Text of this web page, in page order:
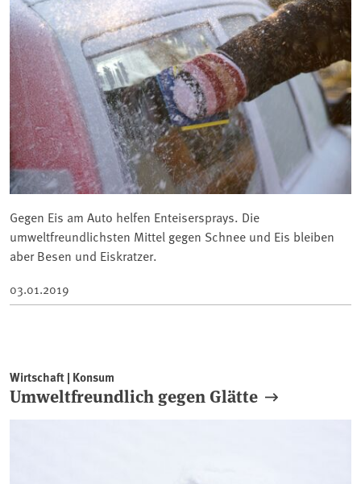
Gegen Eis am Auto helfen Enteisersprays. Die
umweltfreundlichsten Mittel gegen Schnee und Eis bleiben
aber Besen und Eiskratzer.
03.01.2019
Wirtschaft | Konsum
Umweltfreundlich gegen Glätte